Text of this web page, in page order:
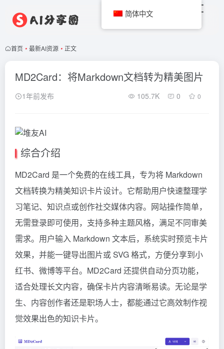
首页 • 最新AI资源 • 正文
MD2Card：将Markdown文档转为精美图片
1年前发布 105.7K 0 0
综合介绍
MD2Card 是一个免费的在线工具，专为将 Markdown
文档转换为精美知识卡片设计。它帮助用户快速整理学
习笔记、知识点或创作社交媒体内容。网站操作简单，
无需登录即可使用，支持多种主题风格，满足不同审美
需求。用户输入 Markdown 文本后，系统实时预览卡片
效果，并能一键导出图片或 SVG 格式，方便分享到小
红书、微博等平台。MD2Card 还提供自动分页功能，
适合处理长文内容，确保卡片内容清晰易读。无论是学
生、内容创作者还是职场人士，都能通过它高效制作视
觉效果出色的知识卡片。
简体中文